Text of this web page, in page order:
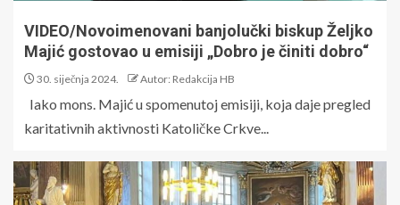
VIDEO/Novoimenovani banjolučki biskup Željko
Majić gostovao u emisiji „Dobro je činiti dobro“
30. siječnja 2024. Autor: Redakcija HB
Iako mons. Majić u spomenutoj emisiji, koja daje pregled
karitativnih aktivnosti Katoličke Crkve...